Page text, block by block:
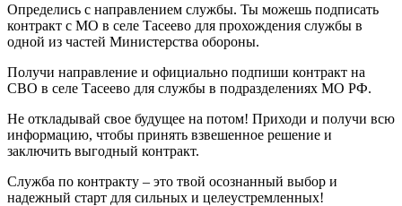
Определись с направлением службы. Ты можешь подписать
контракт с МО в селе Тасеево для прохождения службы в
одной из частей Министерства обороны.
Получи направление и официально подпиши контракт на
СВО в селе Тасеево для службы в подразделениях МО РФ.
Не откладывай свое будущее на потом! Приходи и получи всю
информацию, чтобы принять взвешенное решение и
заключить выгодный контракт.
Служба по контракту – это твой осознанный выбор и
надежный старт для сильных и целеустремленных!